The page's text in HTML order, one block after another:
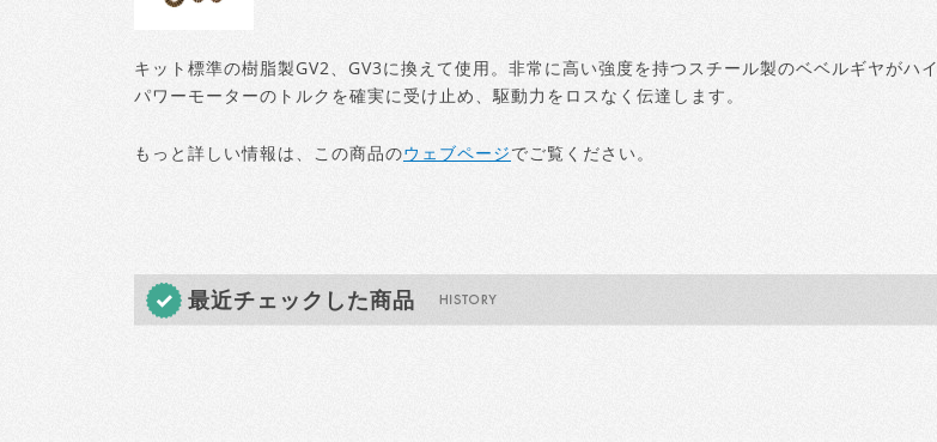
キット標準の樹脂製GV2、GV3に換えて使用。非常に高い強度を持つスチール製のベベルギヤがハイ
パワーモーターのトルクを確実に受け止め、駆動力をロスなく伝達します。
もっと詳しい情報は、この商品のウェブページでご覧ください。
最近チェックした商品